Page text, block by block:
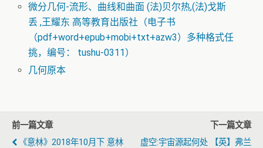
微分几何-流形、曲线和曲面 (法)贝尔热,(法)戈斯
丢 ,王耀东 高等教育出版社（电子书
（pdf+word+epub+mobi+txt+azw3）多种格式任
挑，编号： tushu-0311）
几何原本
前一篇文章
《意林》2018年10月下 意林
下一篇文章
虚空:宇宙源起何处 【英】弗兰